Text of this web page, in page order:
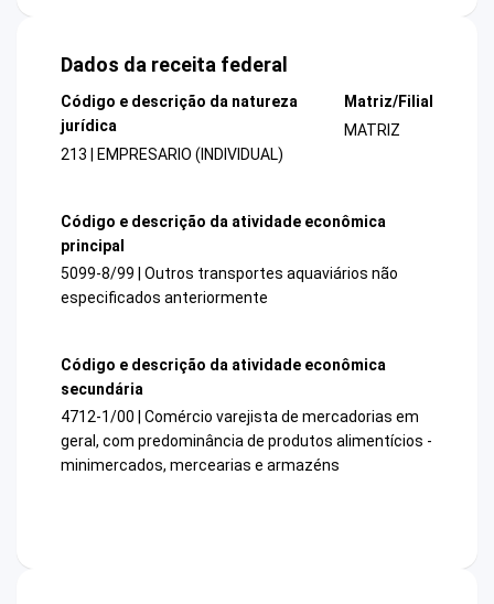
Dados da receita federal
Código e descrição da natureza
jurídica
213 | EMPRESARIO (INDIVIDUAL)
Matriz/Filial
MATRIZ
Código e descrição da atividade econômica
principal
5099-8/99 | Outros transportes aquaviários não
especificados anteriormente
Código e descrição da atividade econômica
secundária
4712-1/00 | Comércio varejista de mercadorias em
geral, com predominância de produtos alimentícios -
minimercados, mercearias e armazéns